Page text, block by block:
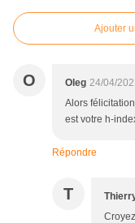
Ajouter
O Oleg 24/04/
Alors
est votre h-
Répondre
T